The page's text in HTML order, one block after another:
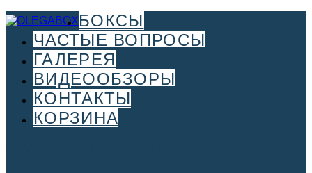
Перейти
к
содержимому
БОКСЫ
ЧАСТЫЕ ВОПРОСЫ
ГАЛЕРЕЯ
ВИДЕООБЗОРЫ
КОНТАКТЫ
КОРЗИНА